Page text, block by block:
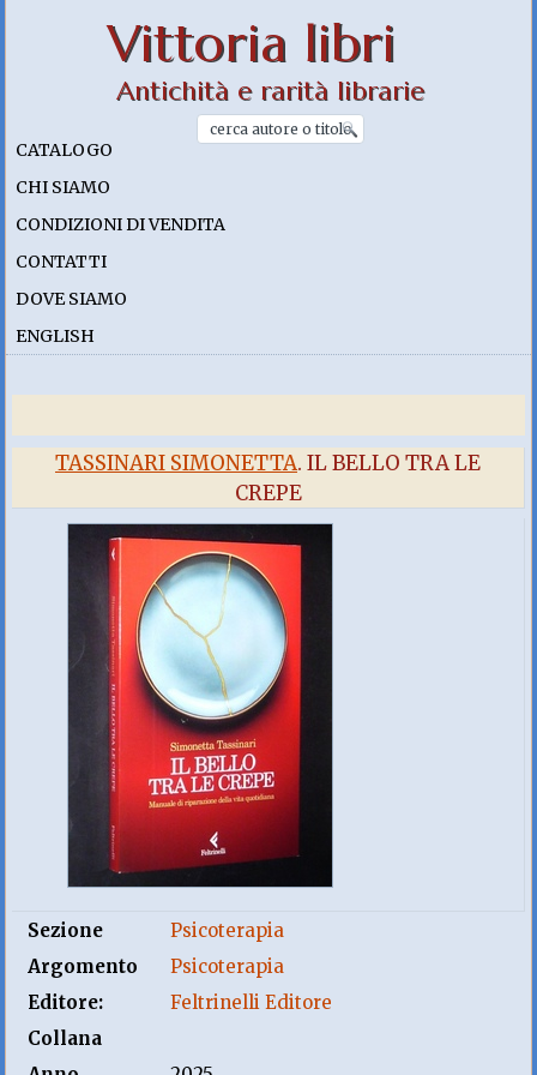
Vittoria libri
Antichità e rarità librarie
CATALOGO
CHI SIAMO
CONDIZIONI DI VENDITA
CONTATTI
DOVE SIAMO
ENGLISH
TASSINARI SIMONETTA. IL BELLO TRA LE
CREPE
Sezione
Psicoterapia
Argomento
Psicoterapia
Editore:
Feltrinelli Editore
Collana